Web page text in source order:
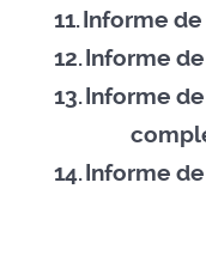
11. Informe
12. Informe
13. Informe
14. Informe